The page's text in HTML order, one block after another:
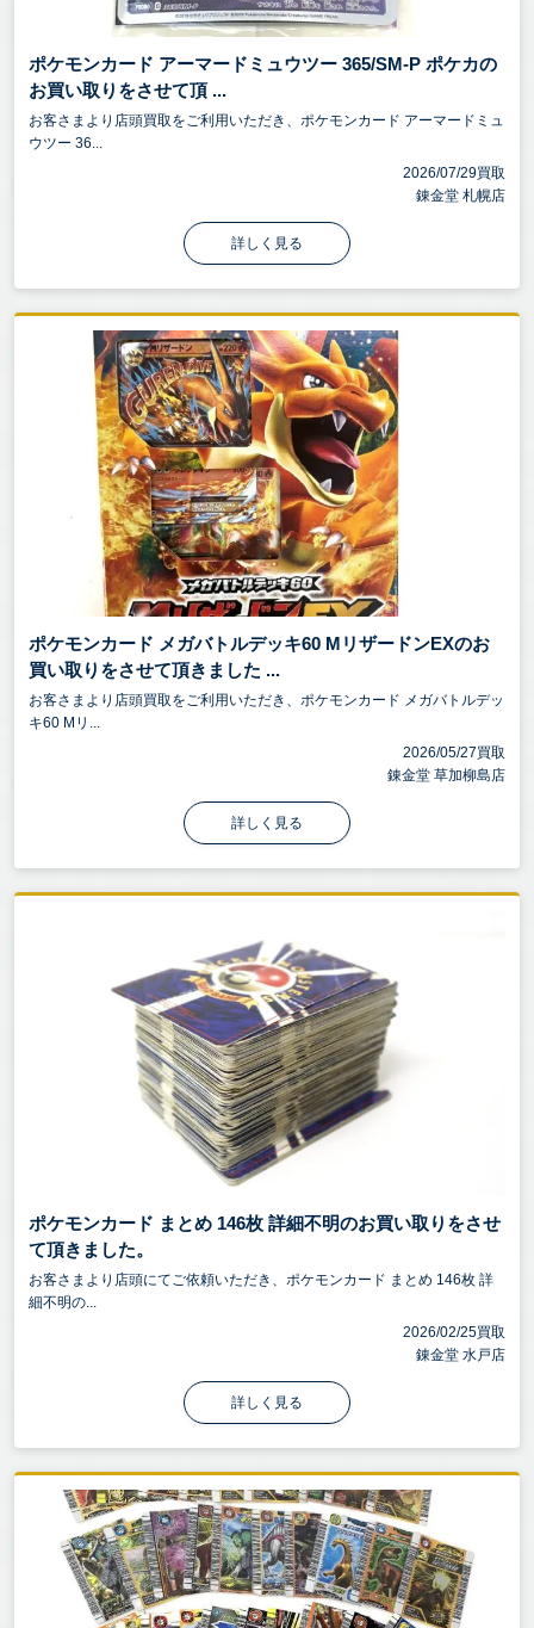
ポケモンカード アーマードミュウツー 365/SM-P ポケカの
お買い取りをさせて頂 ...
お客さまより店頭買取をご利用いただき、ポケモンカード アーマードミュ
ウツー 36...
2026/07/29買取
錬金堂 札幌店
詳しく見る
ポケモンカード メガバトルデッキ60 MリザードンEXのお
買い取りをさせて頂きました ...
お客さまより店頭買取をご利用いただき、ポケモンカード メガバトルデッ
キ60 Mリ...
2026/05/27買取
錬金堂 草加柳島店
詳しく見る
ポケモンカード まとめ 146枚 詳細不明のお買い取りをさせ
て頂きました。
お客さまより店頭にてご依頼いただき、ポケモンカード まとめ 146枚 詳
細不明の...
2026/02/25買取
錬金堂 水戸店
詳しく見る